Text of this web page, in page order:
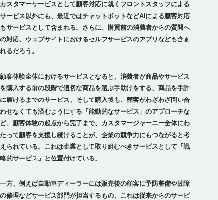
カスタマーサービスとして顧客対応に就くフロントスタッフによる
サービス以外にも、最近ではチャットボットなどAIによる顧客対応
もサービスとして含まれる。さらに、購買前の消費者からの質問へ
の対応、ウェブサイトにおけるセルフサービスのアプリなども含ま
れるだろう。
顧客体験全体におけるサービスとなると、消費者が商品やサービス
を購入する前の段階で適切な商品を選ぶ手助けをする、商品を手許
に届けるまでのサービス、そして購入後も、顧客がわざわざ問い合
わせなくても済むようにする「能動的なサービス」のアプローチな
ど、顧客体験の起点から完了まで、カスタマージャーニー全体にわ
たって顧客を支援し続けることが、企業の競争力にもつながると考
えられている。これは企業として取り組むべきサービスとして「戦
略的サービス」と位置付けている。
一方、例えば自動車ディーラーには販売後の顧客に予防整備や故障
の修理などサービス部門が担当するもの、これは従来からのサービ